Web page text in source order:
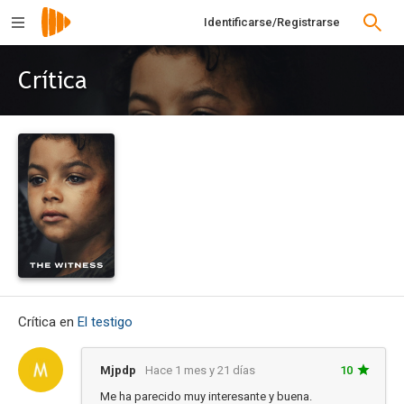
Identificarse/Registrarse
Crítica
Crítica en El testigo
Mjpdp Hace 1 mes y 21 días
10
Me ha parecido muy interesante y buena.